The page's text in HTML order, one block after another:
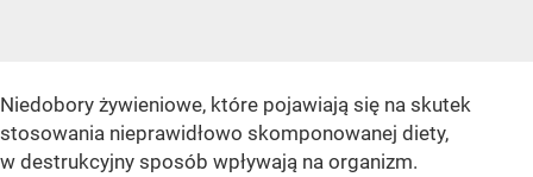
Niedobory żywieniowe, które pojawiają się na skutek
stosowania nieprawidłowo skomponowanej diety,
w destrukcyjny sposób wpływają na organizm.